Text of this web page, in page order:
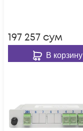
197 257 сум
В корзину